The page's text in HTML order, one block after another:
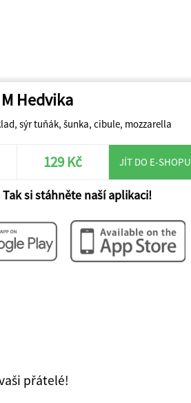
Hedvika
sýr tuňák, šunka, cibule, mozzarella
129 Kč JÍT DO E-SHOPU
Tak si stáhněte naší aplikaci!
přátelé!